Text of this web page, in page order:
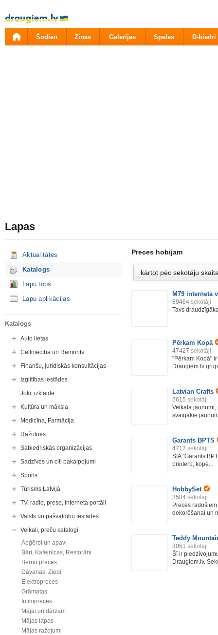
Pāriet
uz
saturu
Šodien Ziņas Galerijas Spēles D-biedri
Lapas
Aktualitātes
Katalogs
Lapu tops
Lapu aplikācijas
Katalogs
Auto lietas
Celtniecība un Remonts
Finanšu, juridiskās konsultācijas
Izglītības iestādes
Joki, izklaide
Kultūra un māksla
Medicīna, Farmācija
Ražotnes
Sabiedriskās organizācijas
Sadzīves un citi pakalpojumi
Sports
Tūrisms Latvijā
TV, radio, prese, interneta portāli
Valsts un pašvaldību iestādes
Veikali, preču katalogi
Apģērbi un apavi
Bāri, Kafejnīcas, Restorāni
Bērnu preces
Dāvanas, Ziedi
Elektropreces
Grāmatas
Intīmpreces
Mājai un dārzam
Mājas lapas
Mājas ražojumi
Preces hobijam
M79 interneta
89464 sekotāji
Tavs
Pērkam Kopā
47427 sekotāji
"Pērkam Kopā"
Draugiem.lv
Latvian Crafts
5615 sekotāji
Veikala
svaigākie
Garants BPTS
4717 sekotāji
SIA "Garants
printeru, kopē...
HobbySet
3584 sekotāji
Preces
dekorēšanai un
Teddy
3051 sekotāji
Šī ir
Draugiem.lv.